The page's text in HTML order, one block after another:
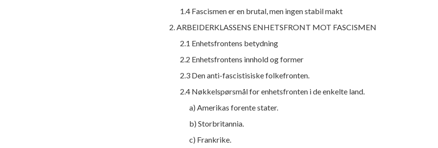
1.4 Fascismen er en brutal, men ingen stabil makt
2. ARBEIDERKLASSENS ENHETSFRONT MOT FASCISMEN
2.1 Enhetsfrontens betydning
2.2 Enhetsfrontens innhold og former
2.3 Den anti-fascistisiske folkefronten.
2.4 Nøkkelspørsmål for enhetsfronten i de enkelte land.
a) Amerikas forente stater.
b) Storbritannia.
c) Frankrike.